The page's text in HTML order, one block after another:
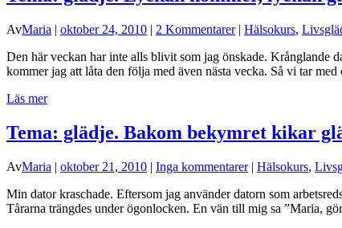
AvMaria | oktober 24, 2010 | 2 Kommentarer| Hälsokurs,
Den här veckan har inte alls blivit som jag önskade. Krånglande
kommer jag att låta den följa med även nästa vecka. Så vi tar
Läs mer
Tema: glädje. Bakom bekymret kikar
AvMaria | oktober 21, 2010 | Inga kommentarer| Hälsokurs,
Min dator kraschade. Eftersom jag använder datorn som
Tårarna trängdes under ögonlocken. En vän till mig sa ”Maria,